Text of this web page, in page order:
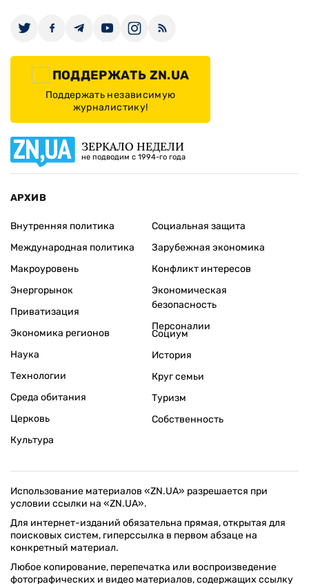
ПОДДЕРЖАТЬ ZN.UA
Поддержать независимую
журналистику!
ЗЕРКАЛО НЕДЕЛИ
не подводим с 1994-го года
АРХИВ
Внутренняя политика
Международная политика
Макроуровень
Энергорынок
Приватизация
Экономика регионов
Социальная защита
Зарубежная экономика
Конфликт интересов
Экономическая
безопасность
Персоналии
Наука
Технологии
Среда обитания
Церковь
Культура
Социум
История
Круг семьи
Туризм
Собственность
Использование материалов «ZN.UA» разрешается при
условии ссылки на «ZN.UA».
Для интернет-изданий обязательна прямая, открытая для
поисковых систем, гиперссылка в первом абзаце на
конкретный материал.
Любое копирование, перепечатка или воспроизведение
фотографических и видео материалов, содержащих ссылку